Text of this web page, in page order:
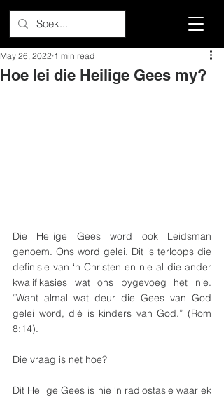
Hoe lei die Heilige Gees my?
May 26, 2022 1 min read
Die Heilige Gees word ook Leidsman
genoem. Ons word gelei. Dit is terloops die
definisie van ‘n Christen en nie al die ander
kwalifikasies wat ons bygevoeg het nie.
“Want almal wat deur die Gees van God
gelei word, dié is kinders van God.” (Rom
8:14).
Die vraag is net hoe?
Dit Heilige Gees is nie ‘n radiostasie waar ek